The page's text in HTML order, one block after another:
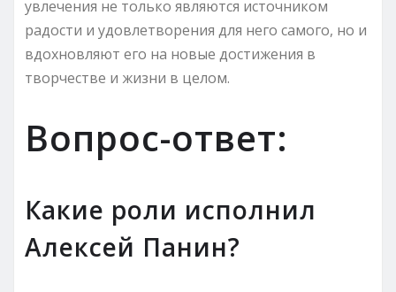
увлечения не только являются источником
радости и удовлетворения для него самого, но и
вдохновляют его на новые достижения в
творчестве и жизни в целом.
Вопрос-ответ:
Какие роли исполнил
Алексей Панин?